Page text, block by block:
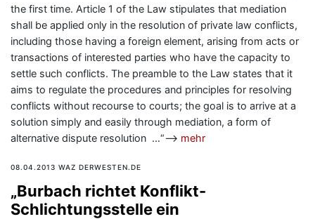
the first time. Article 1 of the Law stipulates that mediation
shall be applied only in the resolution of private law conflicts,
including those having a foreign element, arising from acts or
transactions of interested parties who have the capacity to
settle such conflicts. The preamble to the Law states that it
aims to regulate the procedures and principles for resolving
conflicts without recourse to courts; the goal is to arrive at a
solution simply and easily through mediation, a form of
alternative dispute resolution …“—> mehr
08.04.2013 WAZ DERWESTEN.DE
„Burbach richtet Konflikt-
Schlichtungsstelle ein